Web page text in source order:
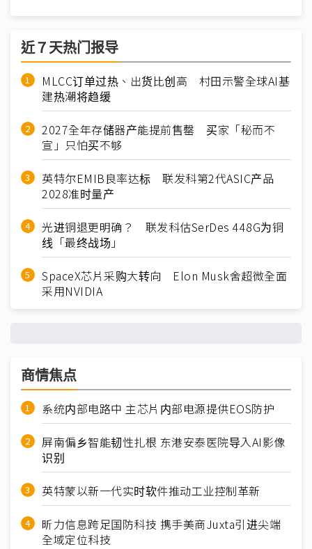
近７天热门报导
MLCC订单过热、出货比创高 村田示警全球AI基
建热潮将趋缓
2027全年存储器产能提前售罄 买家「秘而不
宣」只怕买不够
英特尔EMIB良率达标 联发科第2代ASIC产品
2028准时量产
光进铜退更明确？ 联发科估SerDes 448G为铜
线「最终战场」
SpaceX芯片采购大转向 Elon Musk舍超微全面
采用NVIDIA
商情焦点
系统内部电路中 主芯片内部电源提供EOS防护
屏南偏乡智能韧性扎根 东港安泰医院导入AI影像
识别
英特蒙以新一代实时软件推动工业控制革新
昕力信息跨足国防科技 携手美商Juxta引进尖端
全域定位科技